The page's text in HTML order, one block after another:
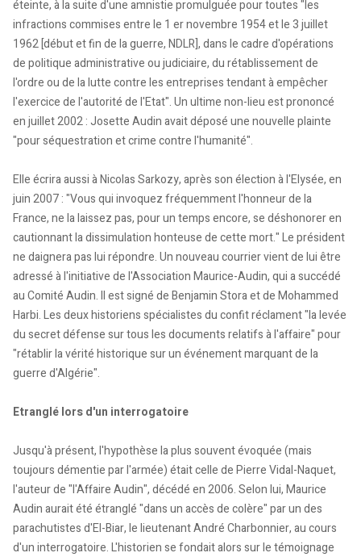
éteinte, à la suite d'une amnistie promulguée pour toutes "les
infractions commises entre le 1 er novembre 1954 et le 3 juillet
1962 [début et fin de la guerre, NDLR], dans le cadre d'opérations
de politique administrative ou judiciaire, du rétablissement de
l'ordre ou de la lutte contre les entreprises tendant à empêcher
l'exercice de l'autorité de l'Etat". Un ultime non-lieu est prononcé
en juillet 2002 : Josette Audin avait déposé une nouvelle plainte
"pour séquestration et crime contre l'humanité".
Elle écrira aussi à Nicolas Sarkozy, après son élection à l'Elysée, en
juin 2007 : "Vous qui invoquez fréquemment l'honneur de la
France, ne la laissez pas, pour un temps encore, se déshonorer en
cautionnant la dissimulation honteuse de cette mort." Le président
ne daignera pas lui répondre. Un nouveau courrier vient de lui être
adressé à l'initiative de l'Association Maurice-Audin, qui a succédé
au Comité Audin. Il est signé de Benjamin Stora et de Mohammed
Harbi. Les deux historiens spécialistes du confit réclament "la levée
du secret défense sur tous les documents relatifs à l'affaire" pour
"rétablir la vérité historique sur un événement marquant de la
guerre d'Algérie".
Etranglé lors d'un interrogatoire
Jusqu'à présent, l'hypothèse la plus souvent évoquée (mais
toujours démentie par l'armée) était celle de Pierre Vidal-Naquet,
l'auteur de "l'Affaire Audin", décédé en 2006. Selon lui, Maurice
Audin aurait été étranglé "dans un accès de colère" par un des
parachutistes d'El-Biar, le lieutenant André Charbonnier, au cours
d'un interrogatoire. L'historien se fondait alors sur le témoignage